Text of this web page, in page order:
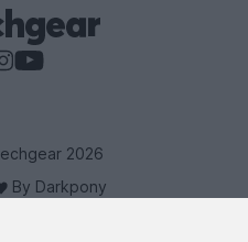
2026
By Darkpony